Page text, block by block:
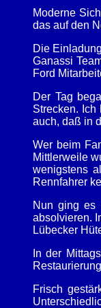
Moderne
das auf den
Die
Ganassi
Ford
Der Tag
Strecken.
auch, daß in
Wer beim
Mittlerweile
wenigstens
Rennfahrer
Nun ging es
absolvieren.
Lübecker
In der
Frisch